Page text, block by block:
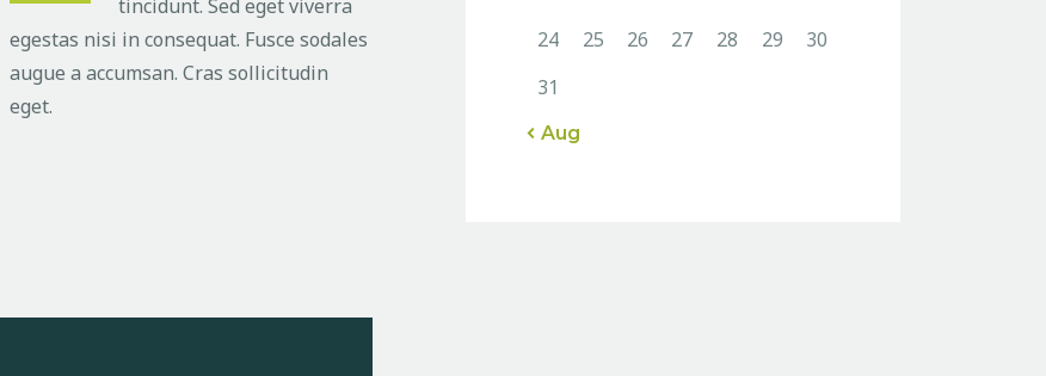
tincidunt. Sed eget viverra
egestas nisi in consequat. Fusce sodales
augue a accumsan. Cras sollicitudin
eget.
24
25 26 27 28 29
30
31
« Aug